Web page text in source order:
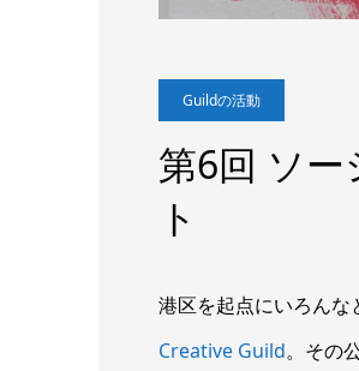
Guildの活動
第6回 ソ
ト
港区を起点にいろんな
Creative Guild。その